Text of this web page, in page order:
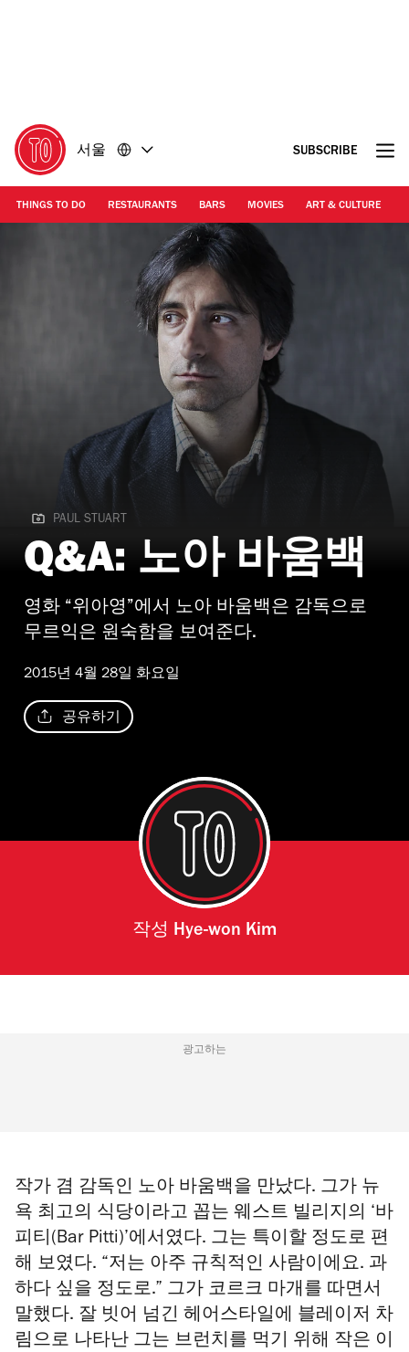
아
가
기
아
가
기
서울 SUBSCRIBE
THINGS TO DO RESTAURANTS BARS MOVIES ART & CULTURE
PAUL STUART
PAUL STUART
Q&A: 노아 바움백
영화 “위아영”에서 노아 바움백은 감독으로
무르익은 원숙함을 보여준다.
2015년 4월 28일 화요일
공유하기
작성 Hye-won Kim
광고하는
작가 겸 감독인 노아 바움백을 만났다. 그가 뉴
욕 최고의 식당이라고 꼽는 웨스트 빌리지의 ‘바
피티(Bar Pitti)’에서였다. 그는 특이할 정도로 편
해 보였다. “저는 아주 규칙적인 사람이에요. 과
하다 싶을 정도로.” 그가 코르크 마개를 따면서
말했다. 잘 빗어 넘긴 헤어스타일에 블레이저 차
림으로 나타난 그는 브런치를 먹기 위해 작은 이